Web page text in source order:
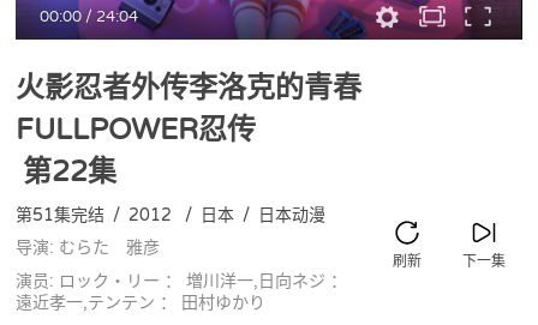
00:00/24:04
火影忍者外传李洛克的青春
FULLPOWER忍传
第22集
下一集
刷新
第51集完结 / 2012 / 日本 / 日本动漫
导演: むらた 雅彦
演员: ロック・リー ： 増川洋一,日向ネジ ：
遠近孝一,テンテン ： 田村ゆかり